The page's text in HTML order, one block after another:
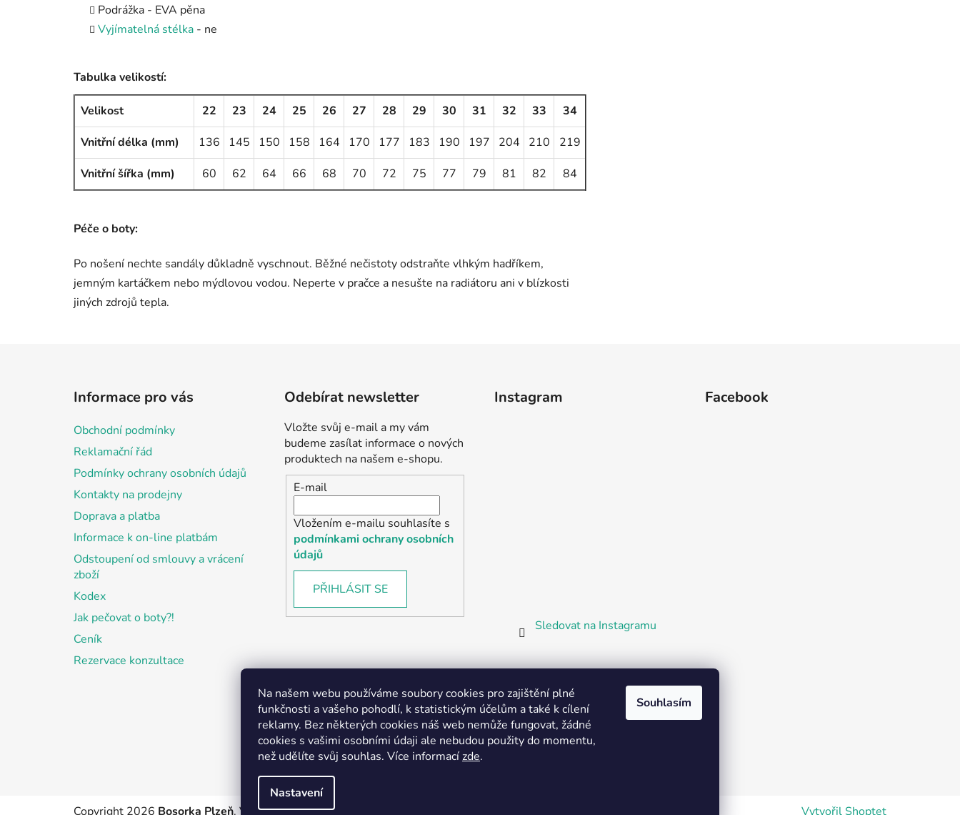
Na našem webu používáme soubory cookies pro zajištění plné
funkčnosti a vašeho pohodlí, k statistickým účelům a také k cílení
reklamy. Bez některých cookies náš web nemůže fungovat, žádné
cookies s vašimi osobními údaji ale nebudou použity do momentu,
než udělíte svůj souhlas. Více informacízde.
Nastavení
Souhlasím
Podrážka - EVA pěna
Vyjímatelná stélka - ne
Tabulka velikostí:
Velikost 22 23 24 25 26 27 28 29 30 31 32 33
34
Vnitřní délka (mm)
136 145 150 158 164 170 177 183 190 197 204 210
219
Vnitřní šířka (mm)
60 62 64 66 68 70 72 75 77 79 81 82 84
Péče o boty:
Po nošení nechte sandály důkladně vyschnout. Běžné nečistoty odstraňte vlhkým hadříkem,
jemným kartáčkem nebo mýdlovou vodou. Neperte v pračce a nesušte na radiátoru ani v blízkosti
jiných zdrojů tepla.
Informace pro vás
Obchodní podmínky
Reklamační řád
Podmínky ochrany osobních údajů
Kontakty na prodejny
Doprava a platba
Informace k on-line platbám
Odstoupení od smlouvy a vrácení
zboží
Kodex
Jak pečovat o boty?!
Ceník
Rezervace konzultace
Odebírat newsletter
Vložte svůj e-mail a my vám
budeme zasílat informace o nových
produktech na našem e-shopu.
E-mail
Vložením e-mailu souhlasíte s
podmínkami ochrany osobních
údajů
PŘIHLÁSIT SE
Instagram
Sledovat na Instagramu
Facebook
Partnerská prodejna Barefoot Plzeň
Vytvořil Shoptet
Copyright 2026 Bosorka Plzeň. Všechna práva vyhrazena.